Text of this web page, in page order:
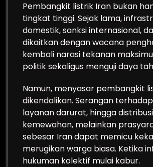
Pembangkit listrik Iran bukan
tingkat tinggi. Sejak lama,
domestik, sanksi internasional,
dikaitkan dengan wacana
kembali narasi tekanan
politik sekaligus menguji daya
Namun, menyasar pembangkit
dikendalikan. Serangan
layanan darurat, hingga
kemewahan, melainkan
sebesar Iran dapat memicu
merugikan warga biasa. Ketika
hukuman kolektif mulai kabur.